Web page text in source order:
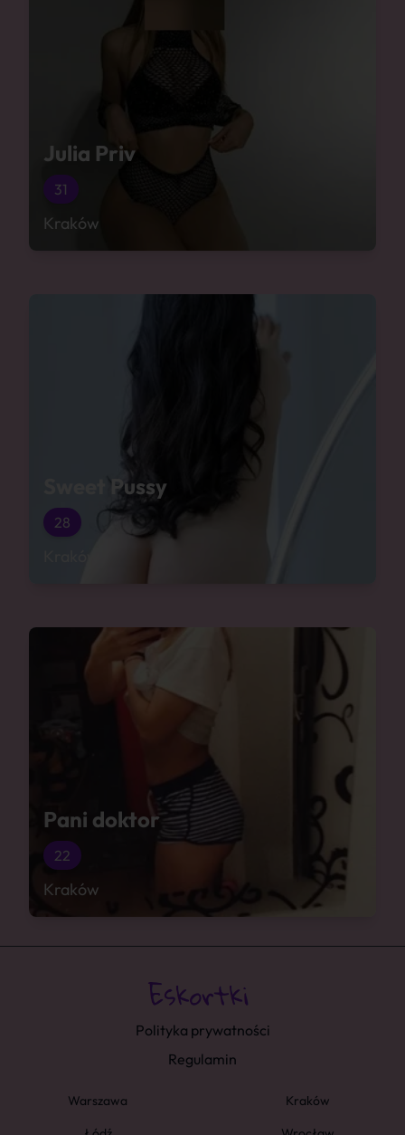
Julia Priv
31
Kraków
Sweet Pussy
28
Pani doktor
22
Kraków
Polityka prywatności
Regulamin
Warszawa
Kraków